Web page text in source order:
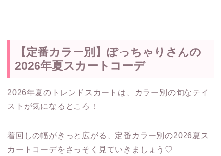
【定番カラー別】ぽっちゃりさんの
2026年夏スカートコーデ
2026年夏のトレンドスカートは、カラー別の旬なテイ
ストが気になるところ！
着回しの幅がきっと広がる、定番カラー別の2026夏ス
カートコーデをさっそく見ていきましょう♡